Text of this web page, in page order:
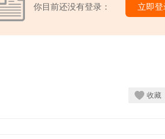
你目前还没有登录： 立即登
收藏